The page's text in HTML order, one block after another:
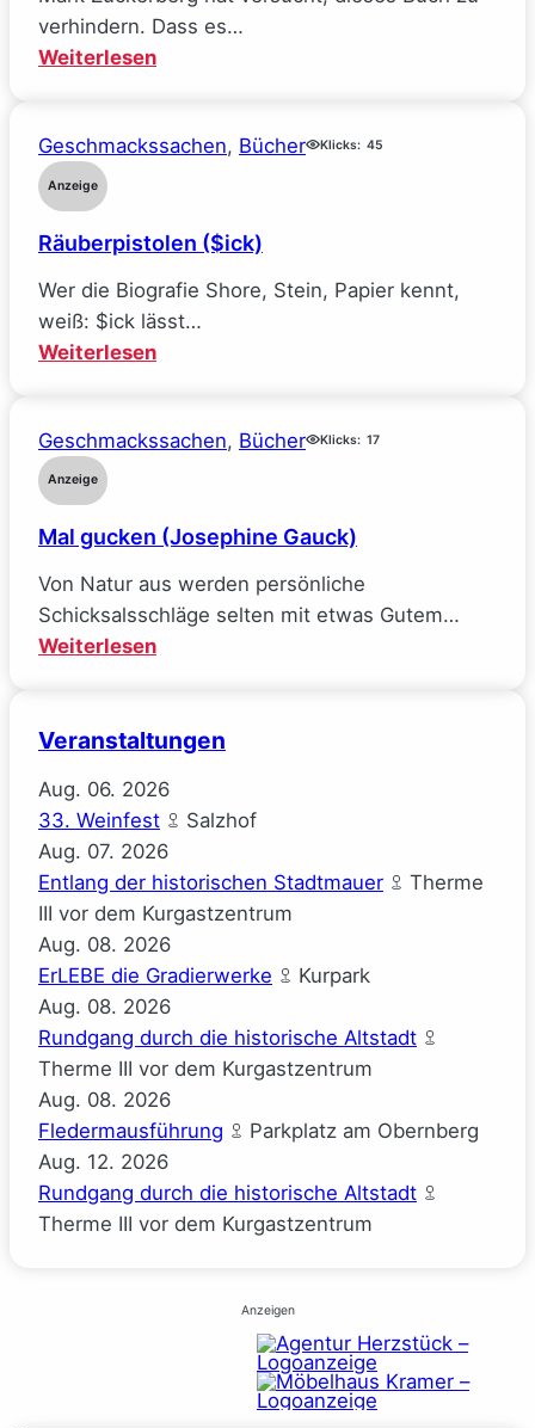
verhindern. Dass es…
Weiterlesen:
bei
wie
alle
meine
Ideale
(Sarah
Geschmackssachen, Bücher Klicks: 45
Anzeige
Räuberpistolen ($ick)
Wer die Biografie Shore, Stein, Papier kennt,
weiß: $ick lässt…
Weiterlesen:
Geschmackssachen, Bücher Klicks: 17
Anzeige
Mal gucken (Josephine Gauck)
Von Natur aus werden persönliche
Schicksalsschläge selten mit etwas Gutem…
Weiterlesen:
(Josephine
Veranstaltungen
Aug. 06. 2026
33. Weinfest
Salzhof
Aug. 07. 2026
Entlang der historischen Stadtmauer
Therme
III vor dem Kurgastzentrum
Aug. 08. 2026
ErLEBE die Gradierwerke
Kurpark
Aug. 08. 2026
Rundgang durch die historische Altstadt
Therme III vor dem Kurgastzentrum
Aug. 08. 2026
Fledermausführung
Parkplatz am Obernberg
Aug. 12. 2026
Rundgang durch die historische Altstadt
Therme III vor dem Kurgastzentrum
Anzeigen